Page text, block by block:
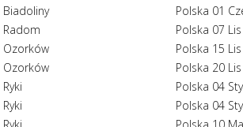
Biadoliny Polska 01
Radom Polska 07
Ozorków Polska 15
Ozorków Polska 20
Ryki Polska 04
Ryki Polska 04